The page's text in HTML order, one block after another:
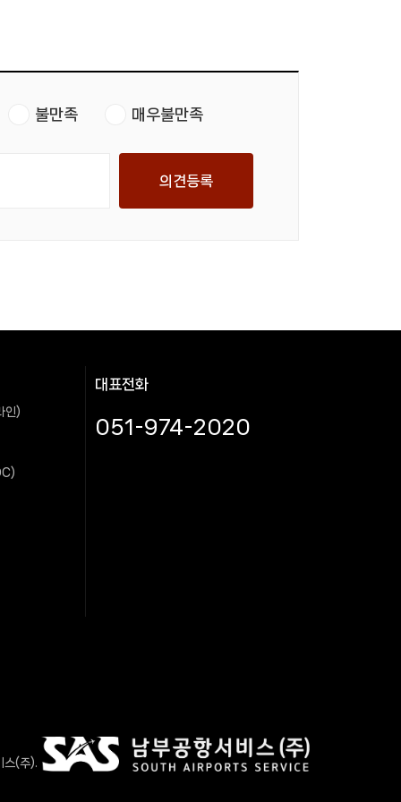
불만족 매우불만족
의견등록
인)
대표전화
051-974-2020
(주).